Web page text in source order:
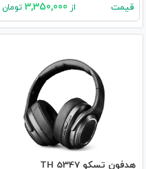
قیمت از تومان
هدفون تسکو TH 5347